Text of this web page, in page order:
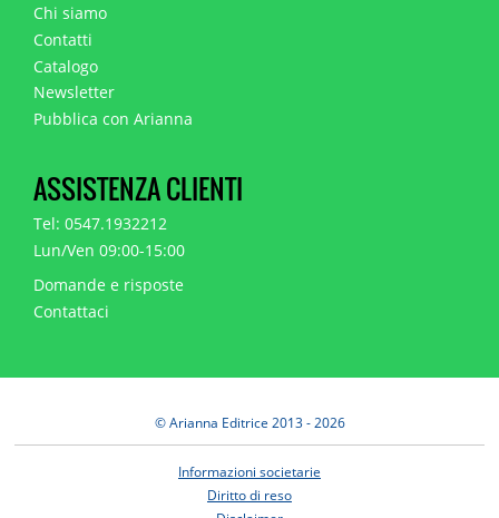
Chi siamo
Contatti
Catalogo
Newsletter
Pubblica con Arianna
ASSISTENZA CLIENTI
Tel: 0547.1932212
Lun/Ven 09:00-15:00
Domande e risposte
Contattaci
© Arianna Editrice 2013 - 2026
Informazioni societarie
Diritto di reso